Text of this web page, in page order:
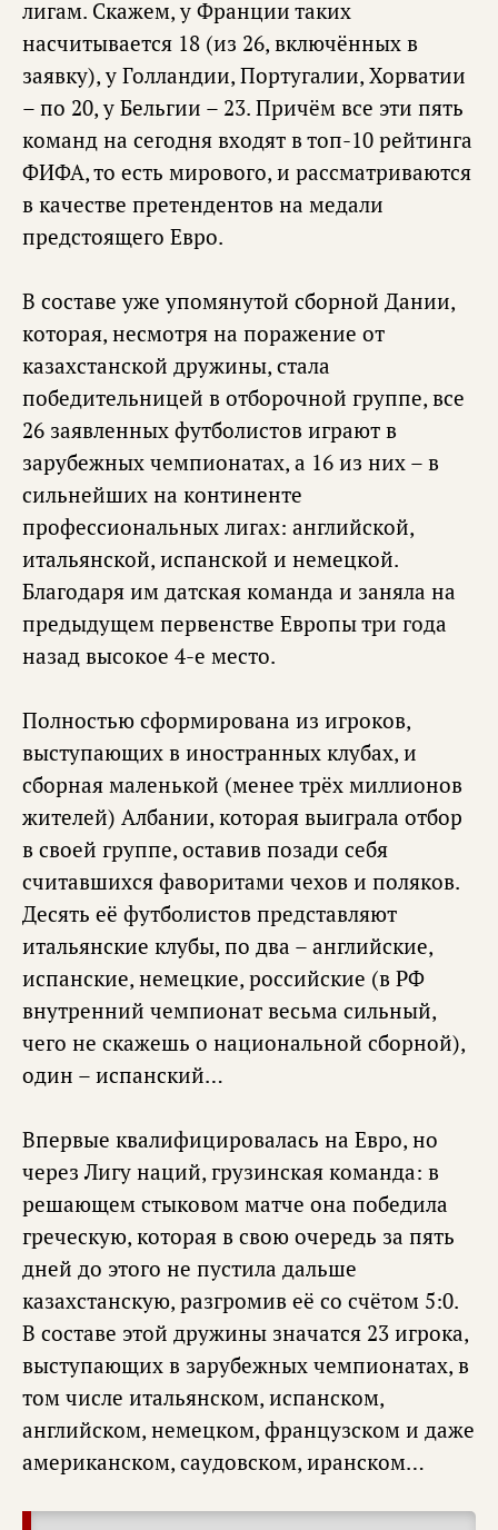
лигам. Скажем, у Франции таких
насчитывается 18 (из 26, включённых в
заявку), у Голландии, Португалии, Хорватии
– по 20, у Бельгии – 23. Причём все эти пять
команд на сегодня входят в топ-10 рейтинга
ФИФА, то есть мирового, и рассматриваются
в качестве претендентов на медали
предстоящего Евро.
В составе уже упомянутой сборной Дании,
которая, несмотря на поражение от
казахстанской дружины, стала
победительницей в отборочной группе, все
26 заявленных футболистов играют в
зарубежных чемпионатах, а 16 из них – в
сильнейших на континенте
профессиональных лигах: английской,
итальянской, испанской и немецкой.
Благодаря им датская команда и заняла на
предыдущем первенстве Европы три года
назад высокое 4-е место.
Полностью сформирована из игроков,
выступающих в иностранных клубах, и
сборная маленькой (менее трёх миллионов
жителей) Албании, которая выиграла отбор
в своей группе, оставив позади себя
считавшихся фаворитами чехов и поляков.
Десять её футболистов представляют
итальянские клубы, по два – английские,
испанские, немецкие, российские (в РФ
внутренний чемпионат весьма сильный,
чего не скажешь о национальной сборной),
один – испанский…
Впервые квалифицировалась на Евро, но
через Лигу наций, грузинская команда: в
решающем стыковом матче она победила
греческую, которая в свою очередь за пять
дней до этого не пустила дальше
казахстанскую, разгромив её со счётом 5:0.
В составе этой дружины значатся 23 игрока,
выступающих в зарубежных чемпионатах, в
том числе итальянском, испанском,
английском, немецком, французском и даже
американском, саудовском, иранском…